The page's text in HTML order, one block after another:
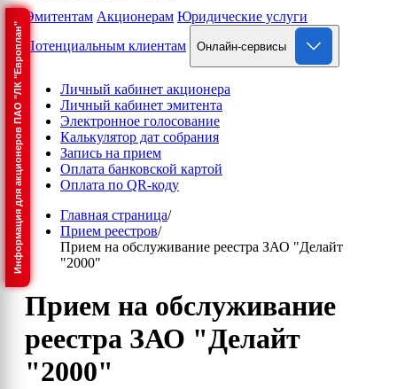
Информация для акционеров ПАО "ЛК "Европлан"
Эмитентам Акционерам Юридические услуги
Потенциальным клиентам
Онлайн-сервисы
Личный кабинет акционера
Личный кабинет эмитента
Электронное голосование
Калькулятор дат собрания
Запись на прием
Оплата банковской картой
Оплата по QR-коду
Главная страница/
Прием реестров/
Прием на обслуживание реестра ЗАО "Делайт
"2000"
Прием на обслуживание
реестра ЗАО "Делайт
"2000"